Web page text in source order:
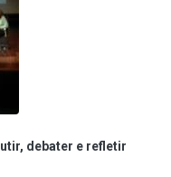
debater e refletir